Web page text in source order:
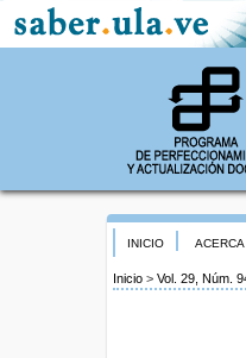
INICIO ACERCA
Inicio > Vol. 29, Núm.